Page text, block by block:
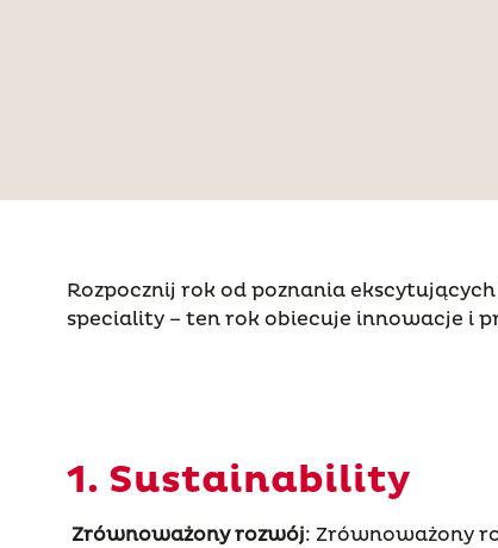
Rozpocznij rok od poznania
speciality – ten rok obiecuje innowacje i
1. Sustainability
Zrównoważony rozwój: Zrównoważony